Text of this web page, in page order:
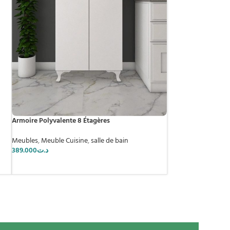
Armoire Polyvalente 8 Étagères
Meubles,Meuble Cuisine,salle de bain
د.ت389.000